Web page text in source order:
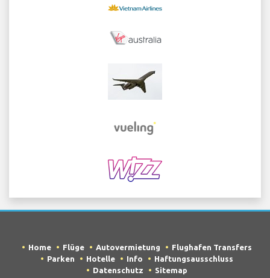
Home Flüge Autovermietung
Flughafen Transfers
Parken
Hotelle Info
Haftungsausschluss
Datenschutz
Sitemap